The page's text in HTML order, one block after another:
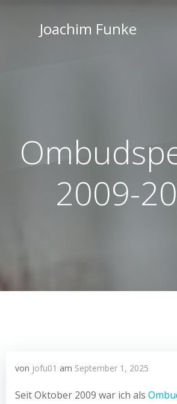
springen
Joachim Funke
2009-
von jofu01 am September 1, 2025
Seit Oktober 2009 war ich als